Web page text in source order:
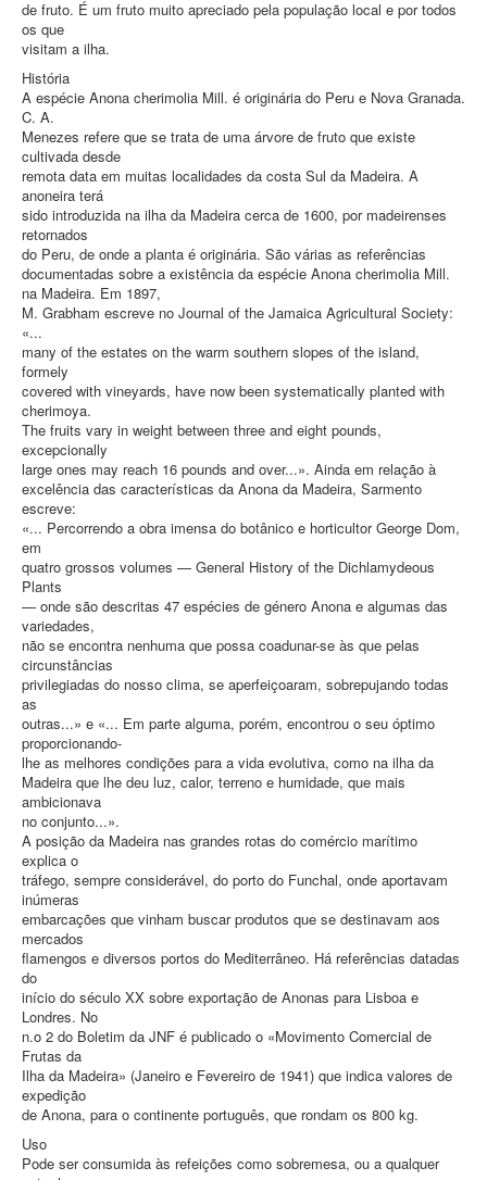
de fruto. É um fruto muito apreciado pela população local e por todos
os que
visitam a ilha.
História
A espécie Anona cherimolia Mill. é originária do Peru e Nova Granada.
C. A.
Menezes refere que se trata de uma árvore de fruto que existe
cultivada desde
remota data em muitas localidades da costa Sul da Madeira. A
anoneira terá
sido introduzida na ilha da Madeira cerca de 1600, por madeirenses
retornados
do Peru, de onde a planta é originária. São várias as referências
documentadas sobre a existência da espécie Anona cherimolia Mill.
na Madeira. Em 1897,
M. Grabham escreve no Journal of the Jamaica Agricultural Society:
«...
many of the estates on the warm southern slopes of the island,
formely
covered with vineyards, have now been systematically planted with
cherimoya.
The fruits vary in weight between three and eight pounds,
excepcionally
large ones may reach 16 pounds and over...». Ainda em relação à
excelência das características da Anona da Madeira, Sarmento
escreve:
«... Percorrendo a obra imensa do botânico e horticultor George Dom,
em
quatro grossos volumes — General History of the Dichlamydeous
Plants
— onde são descritas 47 espécies de género Anona e algumas das
variedades,
não se encontra nenhuma que possa coadunar-se às que pelas
circunstâncias
privilegiadas do nosso clima, se aperfeiçoaram, sobrepujando todas
as
outras...» e «... Em parte alguma, porém, encontrou o seu óptimo
proporcionando-
lhe as melhores condições para a vida evolutiva, como na ilha da
Madeira que lhe deu luz, calor, terreno e humidade, que mais
ambicionava
no conjunto...».
A posição da Madeira nas grandes rotas do comércio marítimo
explica o
tráfego, sempre considerável, do porto do Funchal, onde aportavam
inúmeras
embarcações que vinham buscar produtos que se destinavam aos
mercados
flamengos e diversos portos do Mediterrâneo. Há referências datadas
do
início do século XX sobre exportação de Anonas para Lisboa e
Londres. No
n.o 2 do Boletim da JNF é publicado o «Movimento Comercial de
Frutas da
Ilha da Madeira» (Janeiro e Fevereiro de 1941) que indica valores de
expedição
de Anona, para o continente português, que rondam os 800 kg.
Uso
Pode ser consumida às refeições como sobremesa, ou a qualquer